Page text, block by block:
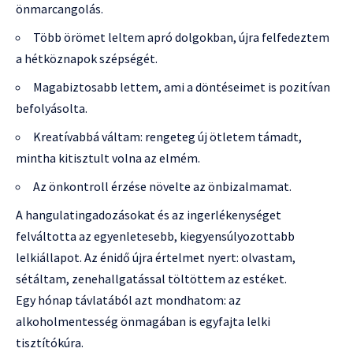
önmarcangolás.
Több örömet leltem apró dolgokban, újra felfedeztem
a hétköznapok szépségét.
Magabiztosabb lettem, ami a döntéseimet is pozitívan
befolyásolta.
Kreatívabbá váltam: rengeteg új ötletem támadt,
mintha kitisztult volna az elmém.
Az önkontroll érzése növelte az önbizalmamat.
A hangulatingadozásokat és az ingerlékenységet
felváltotta az egyenletesebb, kiegyensúlyozottabb
lelkiállapot. Az énidő újra értelmet nyert: olvastam,
sétáltam, zenehallgatással töltöttem az estéket.
Egy hónap távlatából azt mondhatom: az
alkoholmentesség önmagában is egyfajta lelki
tisztítókúra.